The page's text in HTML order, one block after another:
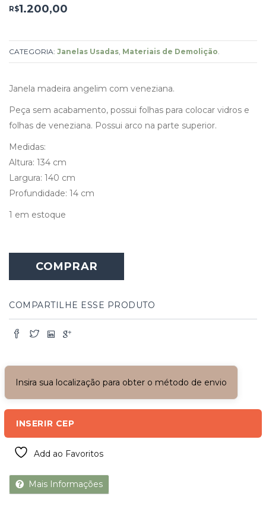
R$1.200,00
CATEGORIA: Janelas Usadas Materiais de Demolição
Janela madeira angelim com veneziana.
Peça sem acabamento, possui folhas para colocar vidros e
folhas de veneziana. Possui arco na parte superior.
Medidas:
Altura: 134 cm
Largura: 140 cm
Profundidade: 14 cm
1 em estoque
Angelim
com
quantidade
COMPRAR
COMPARTILHE ESSE PRODUTO
Insira sua localização para obter o método de envio
INSERIR CEP
Add ao Favoritos
Mais Informações